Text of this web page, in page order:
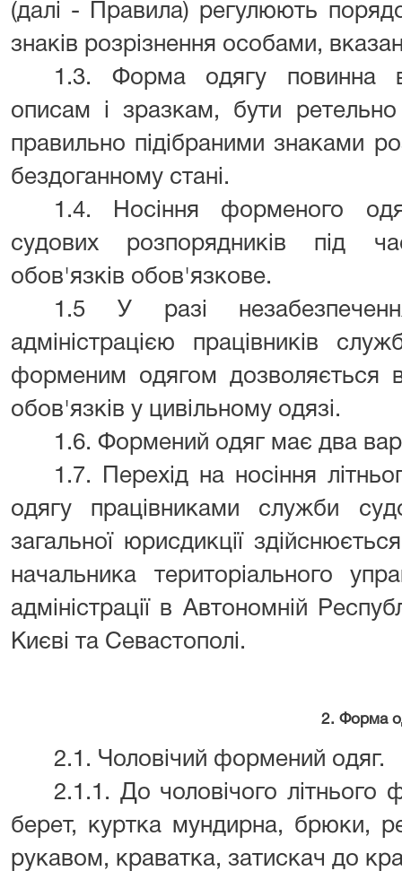
(далі - Правила) регулюють
знаків розрізнення особами,
1.3. Форма одягу повинна
описам і зразкам, бути
правильно підібраними знаками
бездоганному стані.
1.4. Носіння форменого
судових розпорядників під
обов'язків обов'язкове.
1.5 У разі
адміністрацією працівників
форменим одягом дозволяється
обов'язків у цивільному одязі.
1.6. Формений одяг має два
1.7. Перехід на носіння
одягу працівниками служби
загальної юрисдикції
начальника територіального
адміністрації в Автономній
Києві та Севастополі.
2. Форма
2.1. Чоловічий формений одяг.
2.1.1. До чоловічого літнього
берет, куртка мундирна, брюки,
рукавом, краватка, затискач до